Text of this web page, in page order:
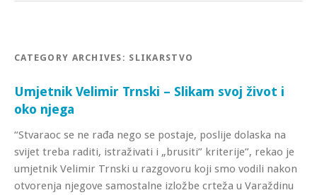
CATEGORY ARCHIVES: SLIKARSTVO
Umjetnik Velimir Trnski – Slikam svoj život i
oko njega
“Stvaraoc se ne rađa nego se postaje, poslije dolaska na
svijet treba raditi, istraživati i „brusiti” kriterije”, rekao je
umjetnik Velimir Trnski u razgovoru koji smo vodili nakon
otvorenja njegove samostalne izložbe crteža u Varaždinu